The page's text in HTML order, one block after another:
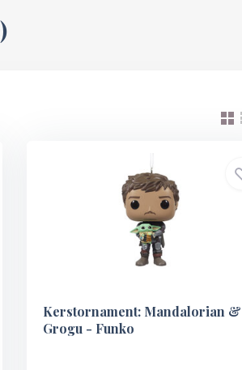
Kerstornament: Mandalorian &
Grogu - Funko